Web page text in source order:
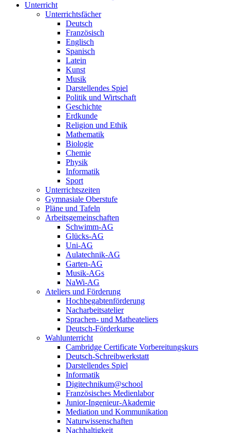
Unterricht
Unterrichtsfächer
Deutsch
Französisch
Englisch
Spanisch
Latein
Kunst
Musik
Darstellendes Spiel
Politik und Wirtschaft
Geschichte
Erdkunde
Religion und Ethik
Mathematik
Biologie
Chemie
Physik
Informatik
Sport
Unterrichtszeiten
Gymnasiale Oberstufe
Pläne und Tafeln
Arbeitsgemeinschaften
Schwimm-AG
Glücks-AG
Uni-AG
Aulatechnik-AG
Garten-AG
Musik-AGs
NaWi-AG
Ateliers und Förderung
Hochbegabtenförderung
Nacharbeitsatelier
Sprachen- und Matheateliers
Deutsch-Förderkurse
Wahlunterricht
Cambridge Certificate Vorbereitungskurs
Deutsch-Schreibwerkstatt
Darstellendes Spiel
Informatik
Digitechnikum@school
Französisches Medienlabor
Junior-Ingenieur-Akademie
Mediation und Kommunikation
Naturwissenschaften
Nachhaltigkeit